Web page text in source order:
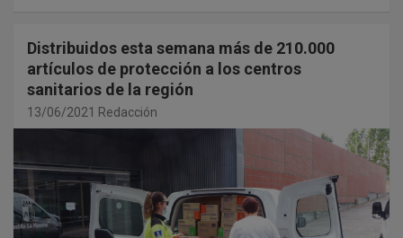
Distribuidos esta semana más de 210.000
artículos de protección a los centros
sanitarios de la región
13/06/2021 Redacción